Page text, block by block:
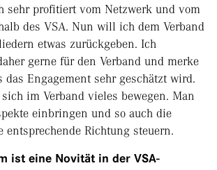
sehr profitiert vom Netzwerk und vom
des VSA. Nun will ich dem Verband
etwas zurückgeben. Ich
gerne für den Verband und merke
das Engagement sehr geschätzt wird.
im Verband vieles bewegen. Man
einbringen und so auch die
Richtung steuern.
ist eine Novität in der VSA-